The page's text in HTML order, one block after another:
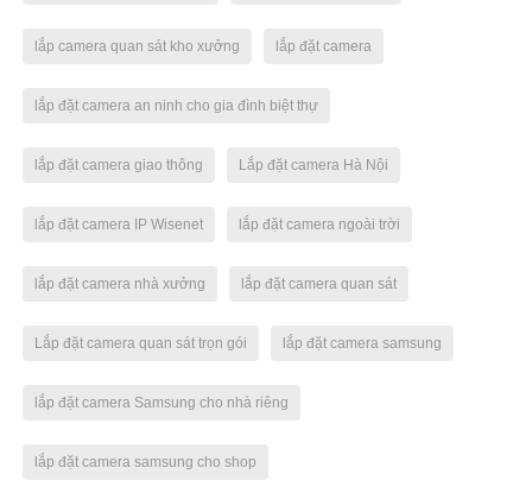
lắp camera quan sát kho xưởng lắp đặt camera
lắp đặt camera an ninh cho gia đình biệt thự
lắp đặt camera giao thông Lắp đặt camera Hà Nội
lắp đặt camera IP Wisenet lắp đặt camera ngoài trời
lắp đặt camera nhà xưởng lắp đặt camera quan sát
Lắp đặt camera quan sát trọn gói lắp đặt camera samsung
lắp đặt camera Samsung cho nhà riêng
lắp đặt camera samsung cho shop